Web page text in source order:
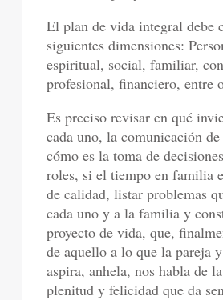
El plan de vida integral debe
siguientes dimensiones:
espiritual, social, familiar,
profesional, financiero, entre
Es preciso revisar en qué
cada uno, la comunicación de
cómo es la toma de
roles, si el tiempo en familia
de calidad, listar problemas
cada uno y a la familia y
proyecto de vida, que,
de aquello a lo que la pareja
aspira, anhela, nos habla de
plenitud y felicidad que da